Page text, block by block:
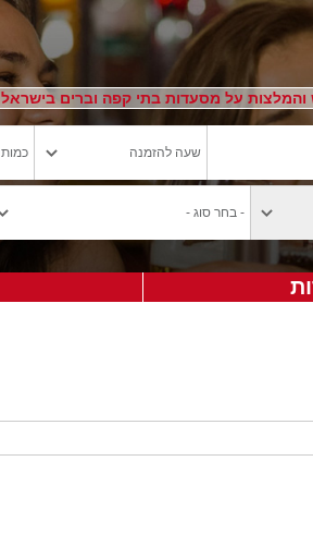
על מסעדות בתי קפה וברים בישראל